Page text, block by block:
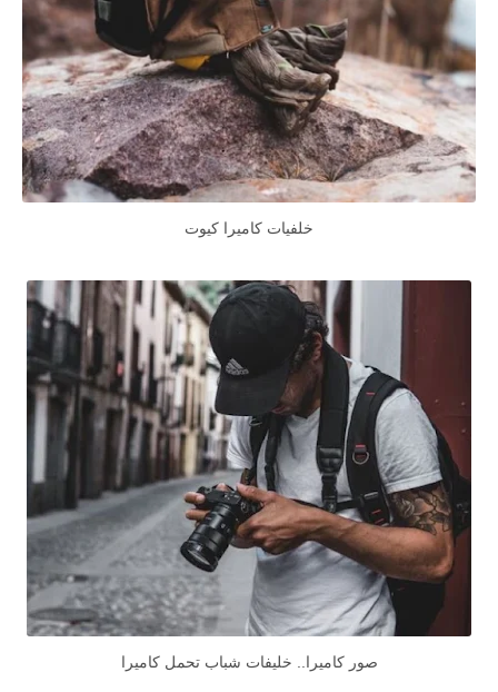
خلفيات كاميرا كيوت
صور كاميرا.. خليفات شباب تحمل كاميرا